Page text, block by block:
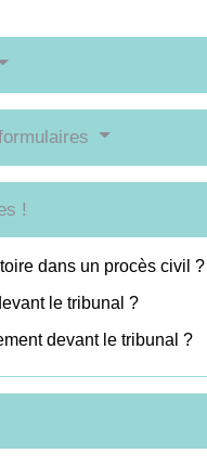
!
dans un procès civil ?
le tribunal ?
devant le tribunal ?